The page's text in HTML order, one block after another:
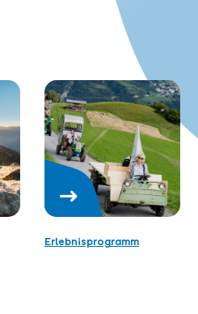
Erlebnisprogramm